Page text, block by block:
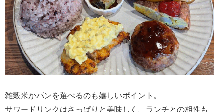
雑穀米かパンを選べるのも嬉しいポイント。
サワードリンクはさっぱりと美味しく、ランチとの相性も